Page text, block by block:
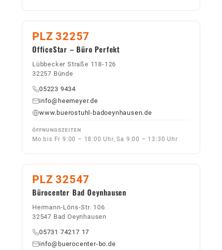
PLZ 32257
OfficeStar – Büro Perfekt
Lübbecker Straße 118-126
32257 Bünde
05223 9434
info@heemeyer.de
www.buerostuhl-badoeynhausen.de
ÖFFNUNGSZEITEN
Mo bis Fr 9:00 – 18:00 Uhr, Sa 9:00 – 13:30 Uhr
PLZ 32547
Bürocenter Bad Oeynhausen
Hermann-Löns-Str. 106
32547 Bad Oeynhausen
05731 74217 17
info@buerocenter-bo.de